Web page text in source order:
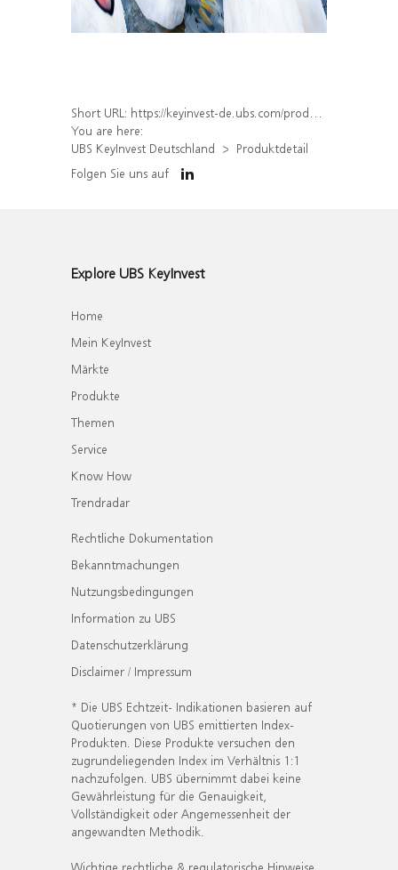
Short URL: https://keyinvest-de.ubs.com/produkt/detail/index/isin/DE000WA8QE56
You are here:
UBS KeyInvest Deutschland
Produktdetail
Folgen Sie uns auf
Explore UBS KeyInvest
Home
Mein KeyInvest
Märkte
Produkte
Themen
Service
Know How
Trendradar
Rechtliche Dokumentation
Bekanntmachungen
Nutzungsbedingungen
Information zu UBS
Datenschutzerklärung
Disclaimer / Impressum
* Die UBS Echtzeit- Indikationen basieren auf
Quotierungen von UBS emittierten Index-
Produkten. Diese Produkte versuchen den
zugrundeliegenden Index im Verhältnis 1:1
nachzufolgen. UBS übernimmt dabei keine
Gewährleistung für die Genauigkeit,
Vollständigkeit oder Angemessenheit der
angewandten Methodik.